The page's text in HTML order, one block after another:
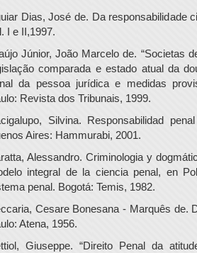
Dias, José de. Da responsabilidade
I e II,1997.
Júnior, João Marcelo de. “Societas
comparada e estado atual da
da pessoa jurídica e medidas
Revista dos Tribunais, 1999.
Silvina. Responsabilidad
Aires: Hammurabi, 2001.
Alessandro. Criminologia y
integral de la ciencia penal, en
penal. Bogotá: Temis, 1982.
Cesare Bonesana - Marquês de.
Atena, 1956.
Giuseppe. “Direito Penal da